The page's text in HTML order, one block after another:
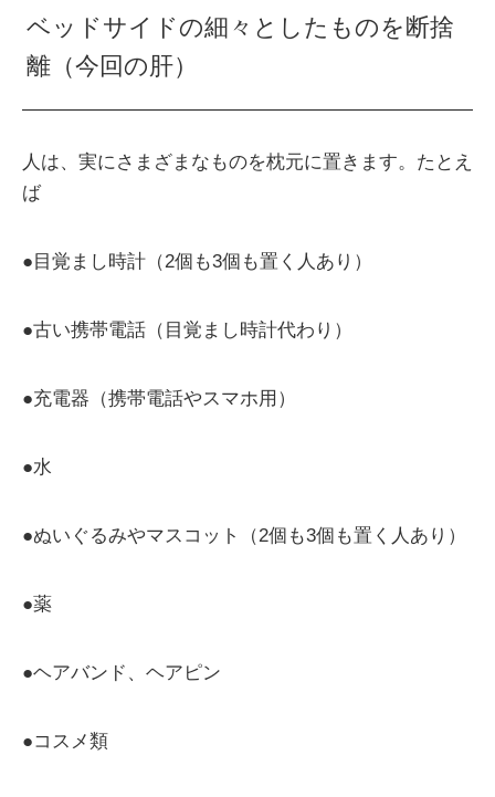
ベッドサイドの細々としたものを断捨
離（今回の肝）
人は、実にさまざまなものを枕元に置きます。たとえ
ば
●目覚まし時計（2個も3個も置く人あり）
●古い携帯電話（目覚まし時計代わり）
●充電器（携帯電話やスマホ用）
●水
●ぬいぐるみやマスコット（2個も3個も置く人あり）
●薬
●ヘアバンド、ヘアピン
●コスメ類